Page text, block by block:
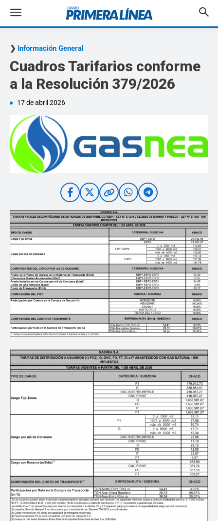
Información General
Cuadros Tarifarios conforme
a la Resolución 379/2026
17 de abril 2026